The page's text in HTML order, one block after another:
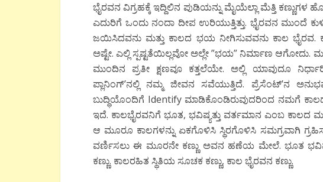
ಭೈರವನ ವಿಗ್ರಹಕ್ಕೆ ಇದ್ದಿಲಿನ ಪುಡಿಯನ್ನು ಮೈಯೆಲ್ಲಾ ಮೆತ್ತಿ ಕಣ್ಣುಗಳ
ಎದುರಿಗೆ ಒಂದು ನಂದಾ ದೀಪ ಉರಿಯುತ್ತಿತ್ತು. ಭೈರವನ ಮುಂದೆ
ಜಯಿಸಿದವನು ಮತ್ತು ಕಾಲದ ಭಯ ನೀಗಿಸುವವನು ಕಾಲ ಭೈರವ.
ಅಷ್ಟೇ. ಎಲ್ಲಿ ಸ್ಪಷ್ಟತೆಯಿಲ್ಲವೋ ಅಲ್ಲೇ ”ಭಯ” ನಿರ್ಮಾಣ ಆಗೋದು.
ಮುಂದಿನ ಪ್ರತೀ ಕ್ಷಣವೂ ಕತ್ತಲೆಯೇ. ಅಲ್ಲಿ ಯಾವುದೂ
ಪ್ಲಾನಿಂಗ್’ನಲ್ಲಿ ನಮ್ಮ ಜೀವನ ಸವೆಯುತ್ತಿದೆ. ಪ್ರೆಸೆಂಟ್’ನ
ಬುದ್ಧಿಯೊಂದಿಗೆ Identify ಮಾಡಿಕೊಂಡಿರುವುದರಿಂದ ನಮಗೆ
ಇದೆ. ಕಾಲಭೈರವನಿಗೆ ಭೂತ, ಭವಿಷ್ಯತ್ತು ವರ್ತಮಾನ ಎಂಬ ಕಾಲದ
ಆ ಮೂರೂ ಕಾಲಗಳನ್ನು ಏಕಗೊಳಿಸಿ ಸ್ಥಿರಗೊಳಿಸಿ ಸಮಗ್ರವಾಗಿ
ವರ್ಣಿಸಲು ಈ ಮೂರನೇ ಕಣ್ಣು ಅವನ ಹಣೆಯ ಮೇಲೆ. ಭೂತ
ಕಣ್ಣು. ಕಾಲರಹಿತ ಸ್ಥಿತಿಯ ಸೂಚಕ ಕಣ್ಣು, ಕಾಲ ಭೈರವನ ಕಣ್ಣು.